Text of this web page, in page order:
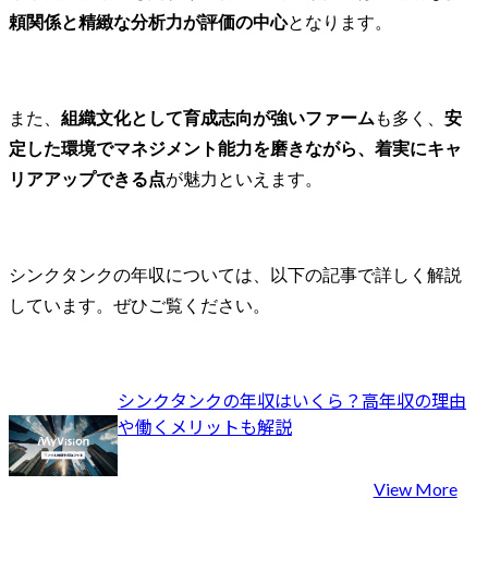
頼関係と精緻な分析力が評価の中心となります。
また、 組織文化として育成志向が強いファーム も多く、 安
定した環境でマネジメント能力を磨きながら、着実にキャ
リアアップできる点が魅力といえます。
シンクタンクの年収については、以下の記事で詳しく解説
しています。ぜひご覧ください。
シンクタンクの年収はいくら？高年収の理由
や働くメリットも解説
View More